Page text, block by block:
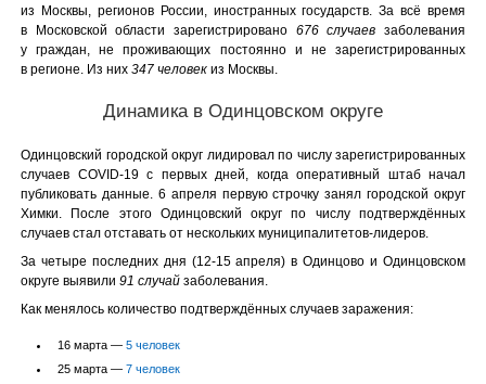
из Москвы, регионов России, иностранных государств. За всё время
в Московской области зарегистрировано 676 случаев заболевания
у граждан, не проживающих постоянно и не зарегистрированных
в регионе. Из них 347 человек из Москвы.
Динамика в Одинцовском округе
Одинцовский городской округ лидировал по числу зарегистрированных
случаев COVID-19 с первых дней, когда оперативный штаб начал
публиковать данные. 6 апреля первую строчку занял городской округ
Химки. После этого Одинцовский округ по числу подтверждённых
случаев стал отставать от нескольких муниципалитетов-лидеров.
За четыре последних дня (12-15 апреля) в Одинцово и Одинцовском
округе выявили 91 случай заболевания.
Как менялось количество подтверждённых случаев заражения:
16 марта — 5 человек
25 марта — 7 человек